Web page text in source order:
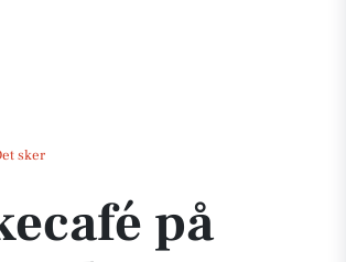
sker
Nørre Aaby Bibliotek: En hyggelig stund for alle
på